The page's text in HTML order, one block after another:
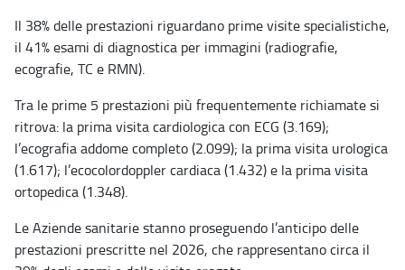
Il 38% delle prestazioni riguardano prime visite specialistiche,
il 41% esami di diagnostica per immagini (radiografie,
ecografie, TC e RMN).
Tra le prime 5 prestazioni più frequentemente richiamate si
ritrova: la prima visita cardiologica con ECG (3.169);
l’ecografia addome completo (2.099); la prima visita urologica
(1.617); l’ecocolordoppler cardiaca (1.432) e la prima visita
ortopedica (1.348).
Le Aziende sanitarie stanno proseguendo l’anticipo delle
prestazioni prescritte nel 2026, che rappresentano circa il